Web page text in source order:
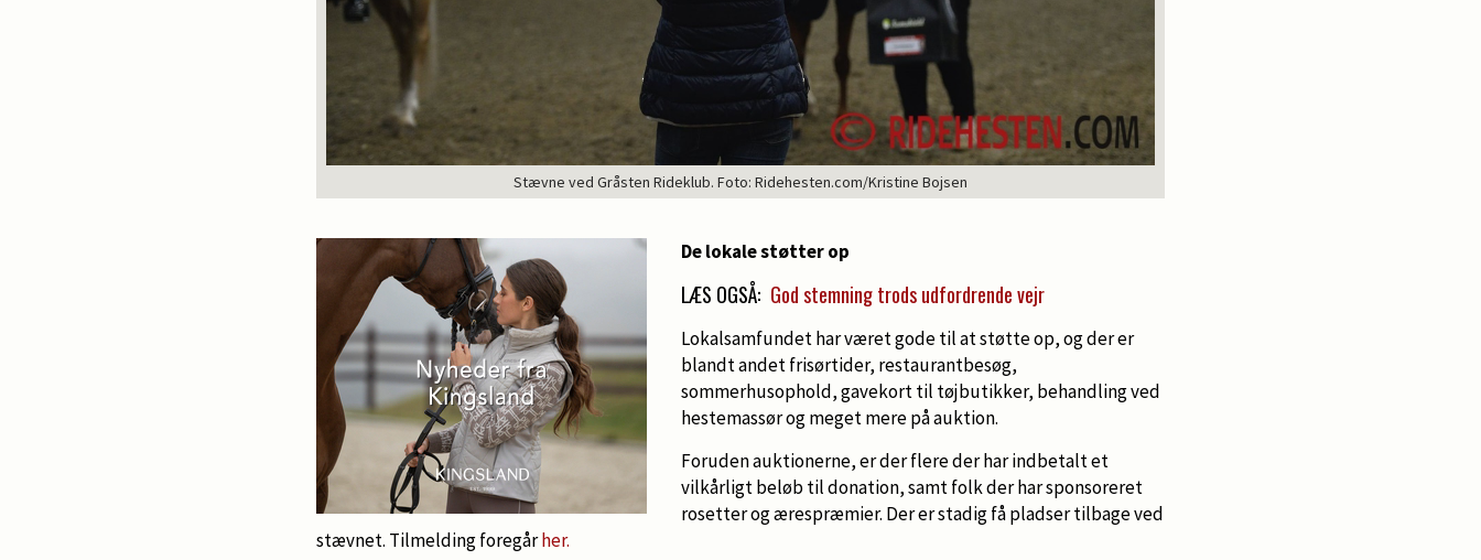
Stævne ved Gråsten Rideklub. Foto: Ridehesten.com/Kristine Bojsen
De lokale støtter op
LÆS OGSÅ: God stemning trods udfordrende vejr
Lokalsamfundet har været gode til at støtte op, og der er
blandt andet frisørtider, restaurantbesøg,
sommerhusophold, gavekort til tøjbutikker, behandling ved
hestemassør og meget mere på auktion.
Foruden auktionerne, er der flere der har indbetalt et
vilkårligt beløb til donation, samt folk der har sponsoreret
rosetter og ærespræmier. Der er stadig få pladser tilbage ved
stævnet. Tilmelding foregårher.